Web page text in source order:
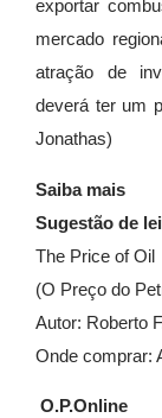
exportar
mercado
atração de
deverá ter um
Jonathas)
Saiba mais
Sugestão de
The Price of Oil
(O Preço do
Autor: Roberto
Onde comprar:
O.P.Online